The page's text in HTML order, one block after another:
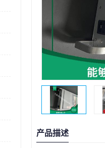
产品描述